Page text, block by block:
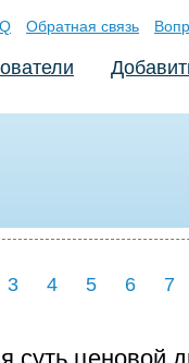
Обратная связь
3 4 5 6 7